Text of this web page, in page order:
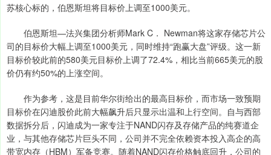
苏核心标的，伯恩斯坦将目标价上调至1000美元。
伯恩斯坦—法兴集团分析师Mark C． Newman将这家存储芯片公
司的目标价大幅上调至1000美元，同时维持“跑赢大盘”评级。这一新
目标价较此前的580美元目标价上调了72.4%，相比当前665美元的股
价仍有约50%的上涨空间。
作为参考，这是目前华尔街给出的最高目标价，而市场一致预期
目标价在闪迪股价此前大幅飙升后只显示出温和上行空间。自与西部
数据拆分后，闪迪成为一家专注于NAND闪存及存储产品的纯赛道企
业，与其他存储芯片巨头不同，公司并不完全依赖资本投入高企的高
带宽内存（HBM）军备竞赛。随着NAND闪存价格触底回升，公司的